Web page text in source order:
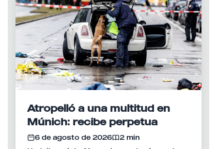
Atropelló a una multitud en
Múnich: recibe perpetua
6 de agosto de 2026
2 min